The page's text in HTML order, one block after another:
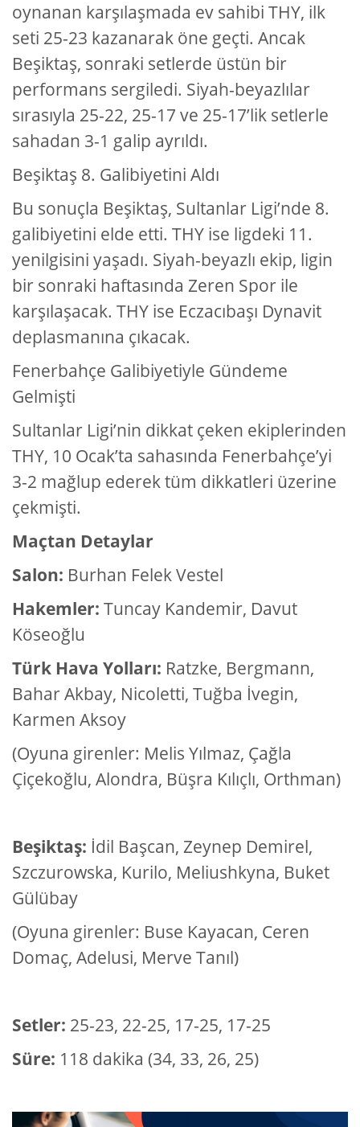
oynanan karşılaşmada ev sahibi THY, ilk
seti 25-23 kazanarak öne geçti. Ancak
Beşiktaş, sonraki setlerde üstün bir
performans sergiledi. Siyah-beyazlılar
sırasıyla 25-22, 25-17 ve 25-17’lik setlerle
sahadan 3-1 galip ayrıldı.
Beşiktaş 8. Galibiyetini Aldı
Bu sonuçla Beşiktaş, Sultanlar Ligi’nde 8.
galibiyetini elde etti. THY ise ligdeki 11.
yenilgisini yaşadı. Siyah-beyazlı ekip, ligin
bir sonraki haftasında Zeren Spor ile
karşılaşacak. THY ise Eczacıbaşı Dynavit
deplasmanına çıkacak.
Fenerbahçe Galibiyetiyle Gündeme
Gelmişti
Sultanlar Ligi’nin dikkat çeken ekiplerinden
THY, 10 Ocak’ta sahasında Fenerbahçe’yi
3-2 mağlup ederek tüm dikkatleri üzerine
çekmişti.
Maçtan Detaylar
Salon: Burhan Felek Vestel
Hakemler: Tuncay Kandemir, Davut
Köseoğlu
Türk Hava Yolları: Ratzke, Bergmann,
Bahar Akbay, Nicoletti, Tuğba İvegin,
Karmen Aksoy
(Oyuna girenler: Melis Yılmaz, Çağla
Çiçekoğlu, Alondra, Büşra Kılıçlı, Orthman)
Beşiktaş: İdil Başcan, Zeynep Demirel,
Szczurowska, Kurilo, Meliushkyna, Buket
Gülübay
(Oyuna girenler: Buse Kayacan, Ceren
Domaç, Adelusi, Merve Tanıl)
Setler: 25-23, 22-25, 17-25, 17-25
Süre: 118 dakika (34, 33, 26, 25)